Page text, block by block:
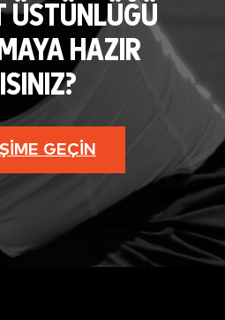
ÜSTÜNLÜĞÜ
HAZIR
GEÇIN